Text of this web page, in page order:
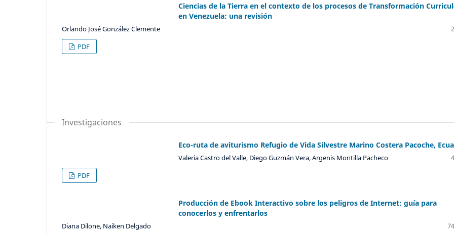
Ciencias de la Tierra en el contexto de los procesos de Transformación
en Venezuela: una revisión
Orlando José González Clemente
PDF
Investigaciones
Eco-ruta de aviturismo Refugio de Vida Silvestre Marino Costera Pacoche,
Valeria Castro del Valle, Diego Guzmán Vera, Argenis Montilla Pacheco
PDF
Producción de Ebook Interactivo sobre los peligros de Internet: guía para
conocerlos y enfrentarlos
Diana Dilone, Naiken Delgado